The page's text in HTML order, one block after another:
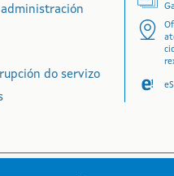
do servizo